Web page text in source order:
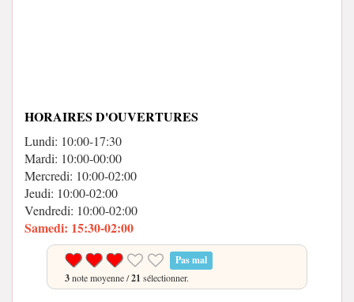
HORAIRES D'OUVERTURES
Lundi: 10:00-17:30
Mardi: 10:00-00:00
Mercredi: 10:00-02:00
Jeudi: 10:00-02:00
Vendredi: 10:00-02:00
Samedi: 15:30-02:00
Pas mal
3note moyenne /21 sélectionner.